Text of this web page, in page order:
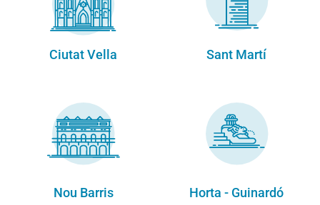
Ciutat Vella Sant Martí
Nou Barris Horta - Guinardó